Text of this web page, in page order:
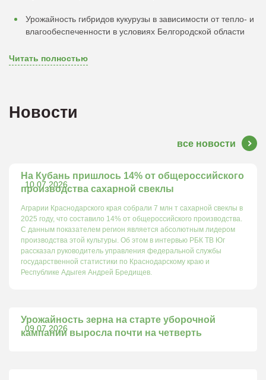
Урожайность гибридов кукурузы в зависимости от тепло- и
влагообеспеченности в условиях Белгородской области
Читать полностью
Новости
все новости
10.07.2026
На Кубань пришлось 14% от общероссийского
производства сахарной свеклы
Аграрии Краснодарского края собрали 7 млн т сахарной свеклы в
2025 году, что составило 14% от общероссийского производства.
С данным показателем регион является абсолютным лидером
производства этой культуры. Об этом в интервью РБК ТВ Юг
рассказал руководитель управления федеральной службы
государственной статистики по Краснодарскому краю и
Республике Адыгея Андрей Бредищев.
09.07.2026
Урожайность зерна на старте уборочной
кампании выросла почти на четверть